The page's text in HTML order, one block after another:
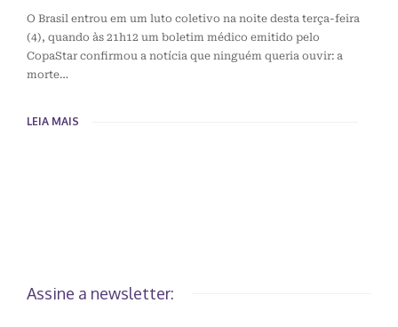
O Brasil entrou em um luto coletivo na noite desta terça-feira
(4), quando às 21h12 um boletim médico emitido pelo
CopaStar confirmou a notícia que ninguém queria ouvir: a
morte…
LEIA MAIS
Assine a newsletter: